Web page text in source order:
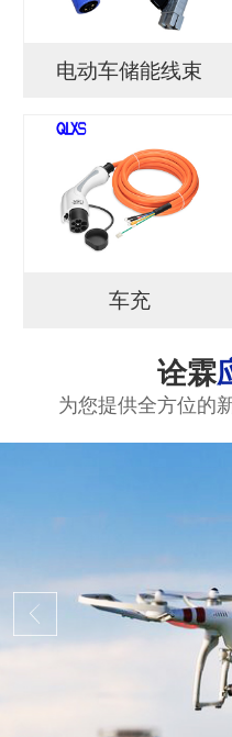
电动车储能线束
车充
诠霖
为您提供全方位的